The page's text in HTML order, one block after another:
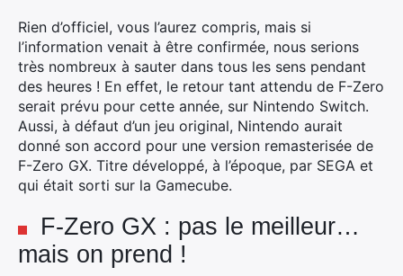
Rien d’officiel, vous l’aurez compris, mais si
l’information venait à être confirmée, nous serions
très nombreux à sauter dans tous les sens pendant
des heures ! En effet, le retour tant attendu de F-Zero
serait prévu pour cette année, sur Nintendo Switch.
Aussi, à défaut d’un jeu original, Nintendo aurait
donné son accord pour une version remasterisée de
F-Zero GX. Titre développé, à l’époque, par SEGA et
qui était sorti sur la Gamecube.
F-Zero GX : pas le meilleur…
mais on prend !